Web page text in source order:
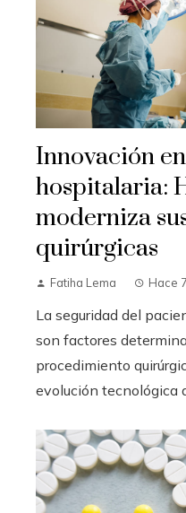
Innovación
hospitalaria:
moderniza
quirúrgicas
Fatiha Lema Hace
La seguridad del
son factores
procedimiento
evolución tecnológica